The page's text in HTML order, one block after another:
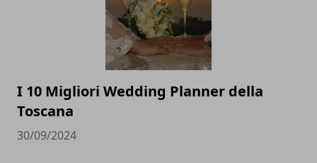
I 10 Migliori Wedding Planner della
Toscana
30/09/2024